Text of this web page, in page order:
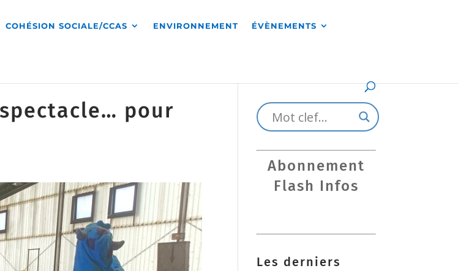
COHÉSION SOCIALE/CCAS ENVIRONNEMENT ÉVÈNEMENTS
pour
Abonnement
Flash Infos
Les derniers